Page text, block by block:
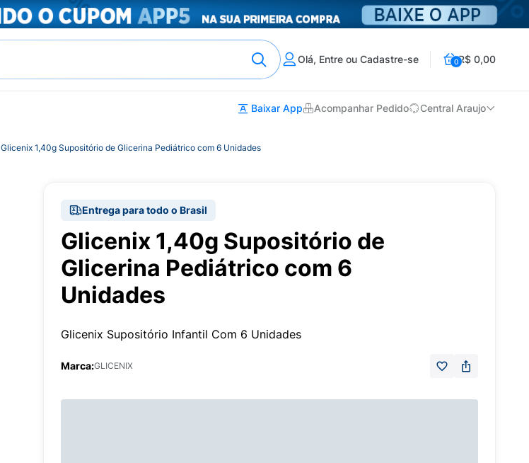
Olá, Entre ou Cadastre-se 0R$ 0,00
Baixar App Acompanhar Pedido Central Araujo
Glicenix 1,40g Supositório de Glicerina Pediátrico com 6 Unidades
Entrega para todo o Brasil
Glicenix 1,40g Supositório de
Glicerina Pediátrico com 6
Unidades
Glicenix Supositório Infantil Com 6 Unidades
Marca:GLICENIX